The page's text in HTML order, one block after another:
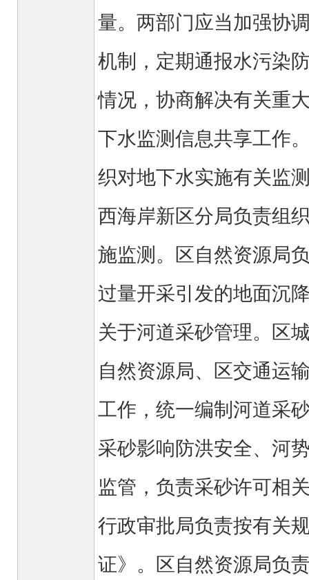
量。两部门应当加强协
机制，定期通报水污染
情况，协商解决有关
下水监测信息共享工作
织对地下水实施有关监
西海岸新区分局负责组
施监测。区自然资源局
过量开采引发的地面
关于河道采砂管理。区
自然资源局、区交通运
工作，统一编制河道采
采砂影响防洪安全、河
监管，负责采砂许可相
行政审批局负责按有关
证》。区自然资源局负